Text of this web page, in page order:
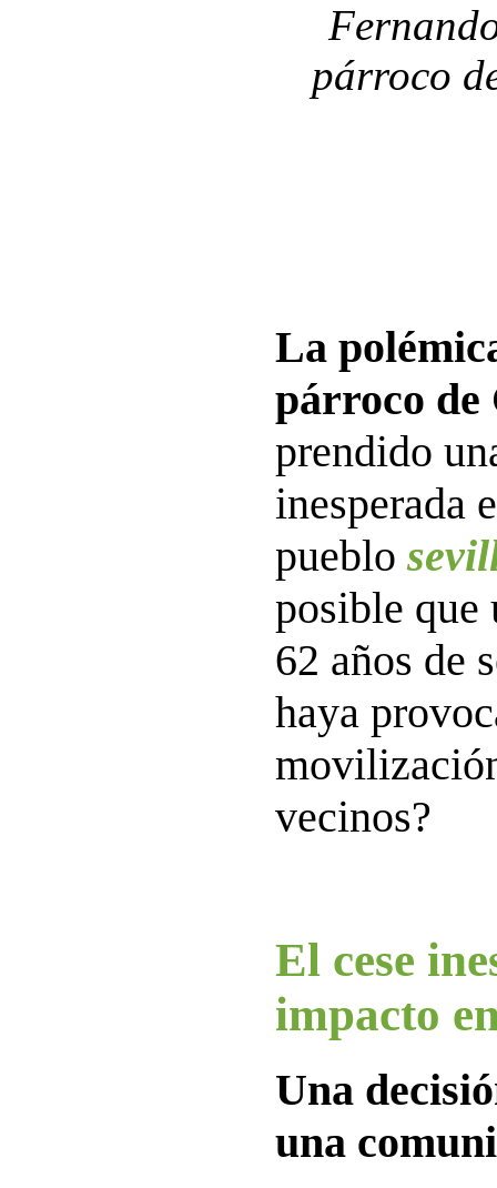
párroco
La
párroco de
prendido
inesperada
pueblo
posible que
62 años de
haya
vecinos?
El cese
impacto
Una
una